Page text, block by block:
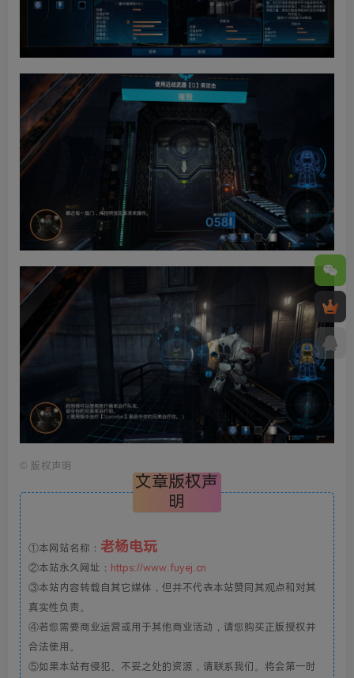
© 版权声明
文章版权声
明
①本网站名称： 老杨电玩
②本站永久网址： https://www.fuyej.cn
③本站内容转载自其它媒体，但并不代表本站赞同其观点和对其
真实性负责。
④若您需要商业运营或用于其他商业活动，请您购买正版授权并
合法使用。
⑤如果本站有侵犯、不妥之处的资源，请联系我们。将会第一时